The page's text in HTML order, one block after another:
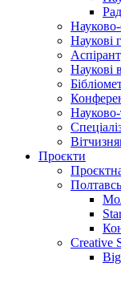
Наукові
Наукові
Проєкти
Creative